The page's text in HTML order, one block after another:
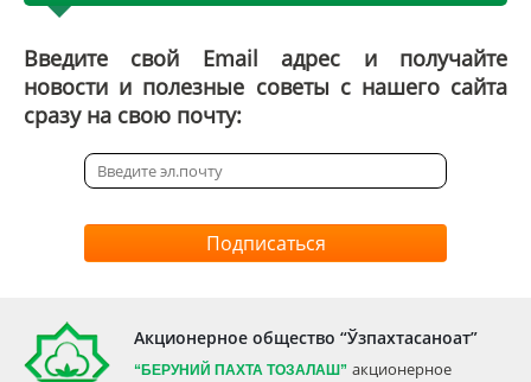
Введите свой Email адрес и получайте
новости и полезные советы с нашего сайта
сразу на свою почту:
Подписаться
Акционерное общество “Ўзпахтасаноат”
“БЕРУНИЙ ПАХТА ТОЗАЛАШ” акционерное